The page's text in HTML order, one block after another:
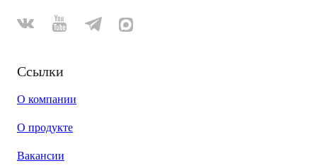
Ссылки
О компании
О продукте
Вакансии